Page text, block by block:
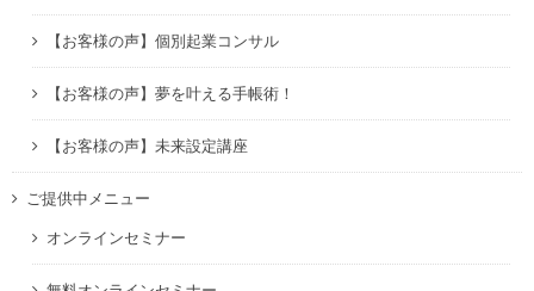
【お客様の声】個別起業コンサル
【お客様の声】夢を叶える手帳術！
【お客様の声】未来設定講座
ご提供中メニュー
オンラインセミナー